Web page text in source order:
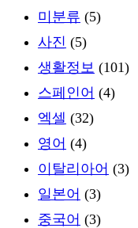
미분류 (5)
사진 (5)
생활정보 (101)
스페인어 (4)
엑셀 (32)
영어 (4)
이탈리아어 (3)
일본어 (3)
중국어 (3)